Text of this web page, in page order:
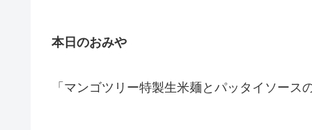
本日のおみや
「マンゴツリー特製生米麺とパッタイソース